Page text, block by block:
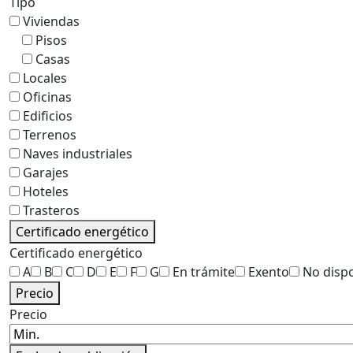
Viviendas
Pisos
Casas
Locales
Oficinas
Edificios
Terrenos
Naves industriales
Garajes
Hoteles
Trasteros
Certificado energético
Certificado energético
A
B C D E F G En trámite Exento
No
Precio
Precio